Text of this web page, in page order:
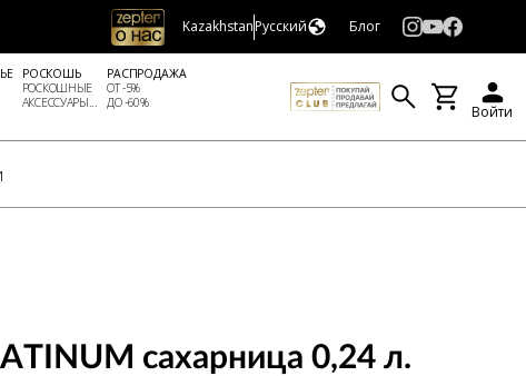
KazakhstanРусский Блог
РОСКОШЬ
РОСКОШНЫЕ
АКСЕССУАРЫ...
РАСПРОДАЖА
ОТ -5%
ДО -60%
Войти
сахарница 0,24 л.